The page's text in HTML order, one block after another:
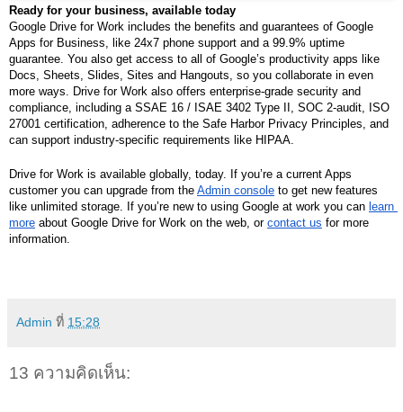
Ready for your business, available today
Google Drive for Work includes the benefits and guarantees of Google
Apps for Business, like 24x7 phone support and a 99.9% uptime
guarantee. You also get access to all of Google’s productivity apps like
Docs, Sheets, Slides, Sites and Hangouts, so you collaborate in even
more ways. Drive for Work also offers enterprise-grade security and
compliance, including a SSAE 16 / ISAE 3402 Type II, SOC 2-audit, ISO
27001 certification, adherence to the Safe Harbor Privacy Principles, and
can support industry-specific requirements like HIPAA.
Drive for Work is available globally, today. If you’re a current Apps
customer you can upgrade from the Admin console to get new features
like unlimited storage. If you’re new to using Google at work you can learn
more about Google Drive for Work on the web, or contact us for more
information.
Admin ที่ 15:28
13 ความคิดเห็น: